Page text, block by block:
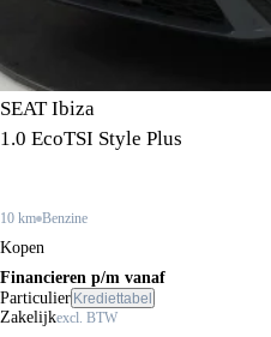
SEAT Ibiza
1.0 EcoTSI Style Plus
10 km Benzine
Kopen
Financieren p/m vanaf
Particulier Krediettabel
Zakelijkexcl. BTW